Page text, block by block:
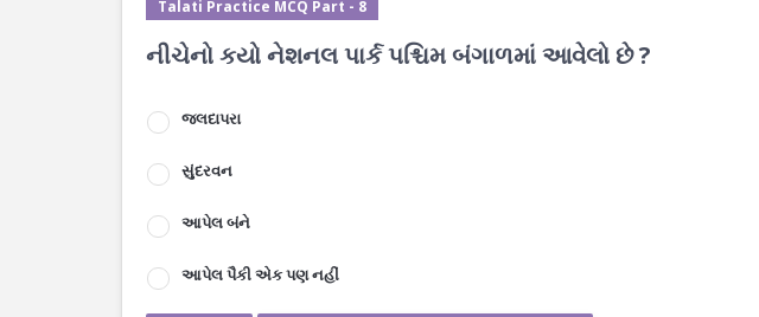
Talati Practice MCQ Part - 8
નીચેનો કયો નેશનલ પાર્ક પશ્ચિમ બંગાળમાં આવેલો છે ?
જલદાપરા
સુંદરવન
આપેલ બંને
આપેલ પૈકી એક પણ નહીં